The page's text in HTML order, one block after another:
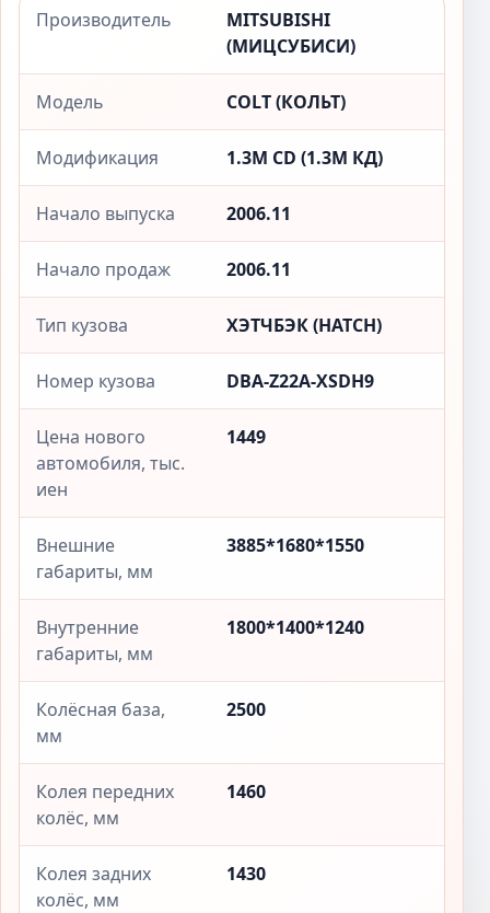
Производитель
MITSUBISHI
(МИЦСУБИСИ)
Модель COLT (КОЛЬТ)
Модификация 1.3M CD (1.3М КД)
Начало выпуска 2006.11
Начало продаж 2006.11
Тип кузова ХЭТЧБЭК (HATCH)
Номер кузова DBA-Z22A-XSDH9
Цена нового
автомобиля, тыс.
иен
1449
Внешние
габариты, мм
3885*1680*1550
Внутренние
габариты, мм
1800*1400*1240
Колёсная база,
мм
2500
Колея передних
колёс, мм
1460
Колея задних
колёс, мм
1430